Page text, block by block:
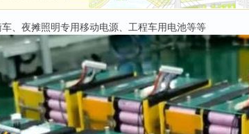
、夜摊照明专用移动电源、工程车用电池等等